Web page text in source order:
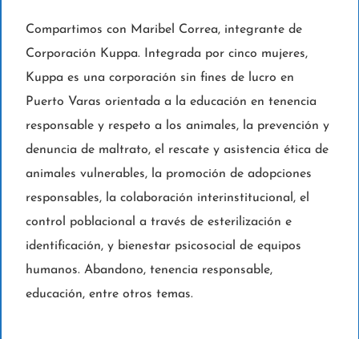
Compartimos con Maribel Correa, integrante de
Corporación Kuppa. Integrada por cinco mujeres,
Kuppa es una corporación sin fines de lucro en
Puerto Varas orientada a la educación en tenencia
responsable y respeto a los animales, la prevención y
denuncia de maltrato, el rescate y asistencia ética de
animales vulnerables, la promoción de adopciones
responsables, la colaboración interinstitucional, el
control poblacional a través de esterilización e
identificación, y bienestar psicosocial de equipos
humanos. Abandono, tenencia responsable,
educación, entre otros temas.